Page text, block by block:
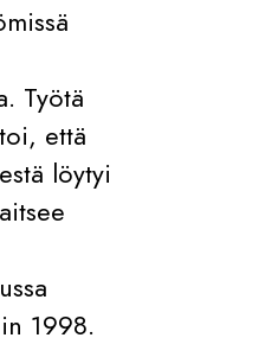
Työtä
että
löytyi
1998.